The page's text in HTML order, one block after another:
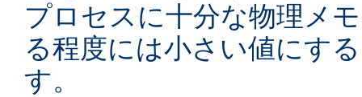
プロセスに十分な物理メ
る程度には小さい値にす
す。